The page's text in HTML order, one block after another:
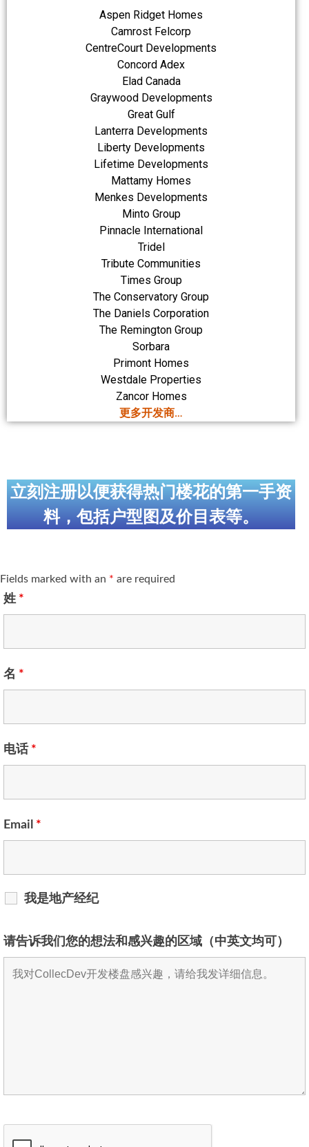
Aspen Ridget Homes
Camrost Felcorp
CentreCourt Developments
Concord Adex
Elad Canada
Graywood Developments
Great Gulf
Lanterra Developments
Liberty Developments
Lifetime Developments
Mattamy Homes
Menkes Developments
Minto Group
Pinnacle International
Tridel
Tribute Communities
Times Group
The Conservatory Group
The Daniels Corporation
The Remington Group
Sorbara
Primont Homes
Westdale Properties
Zancor Homes
更多开发商…
立刻注册以便获得热门楼花的第一手资
料，包括户型图及价目表等。
Fields marked with an * are required
姓 *
名 *
电话 *
Email *
我是地产经纪
请告诉我们您的想法和感兴趣的区域（中英文均可）